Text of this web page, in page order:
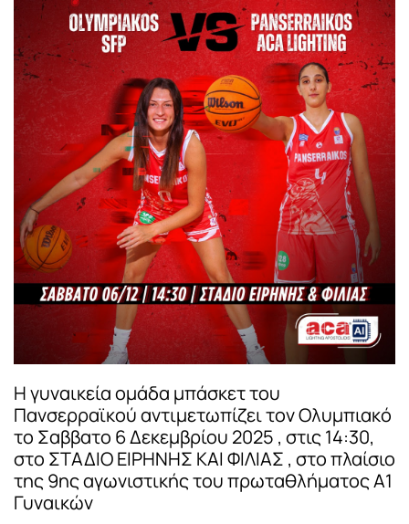
Η γυναικεία ομάδα μπάσκετ του
Πανσερραϊκού αντιμετωπίζει τον Ολυμπιακό
το Σαββατο 6 Δεκεμβρίου 2025 , στις 14:30,
στο ΣΤΑΔΙΟ ΕΙΡΗΝΗΣ ΚΑΙ ΦΙΛΙΑΣ , στο πλαίσιο
της 9ης αγωνιστικής του πρωταθλήματος Α1
Γυναικών